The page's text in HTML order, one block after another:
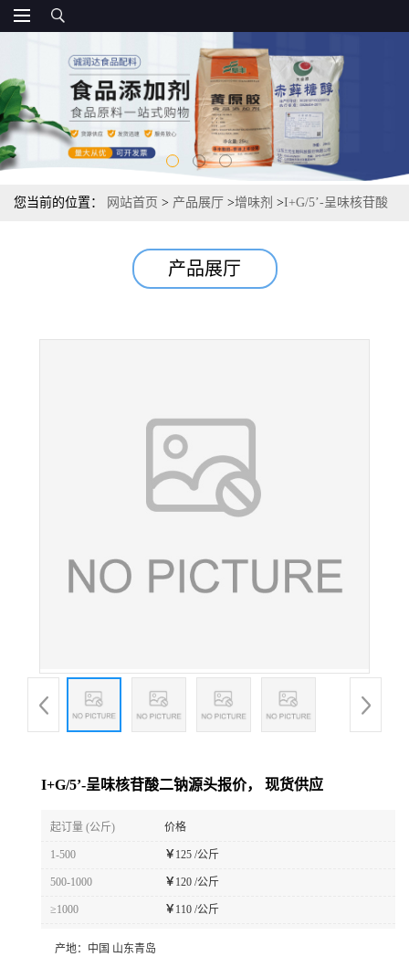
您当前的位置： 网站首页 > 产品展厅 >增味剂 >I+G/5’-呈味核苷酸
产品展厅
I+G/5’-呈味核苷酸二钠源头报价， 现货供应
起订量 (公斤) 价格
1-500 ￥ 125 /公斤
500-1000 ￥ 120 /公斤
≥1000 ￥ 110 /公斤
产地： 中国 山东青岛